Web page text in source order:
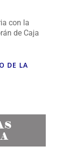
con la
de Caja
DE LA